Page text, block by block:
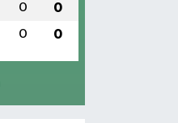
0 0
0 0